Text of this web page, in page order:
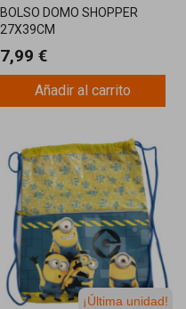
BOLSO DOMO SHOPPER
27X39CM
7,99 €
Añadir al carrito
¡Última unidad!